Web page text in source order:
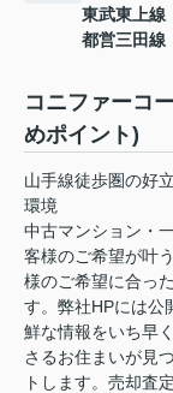
東武東上線
都営三田線
コニファーコ
めポイント)
山手線徒歩圏の好
環境
中古マンション・
客様のご希望が叶
様のご希望に合っ
す。弊社HPには公
鮮な情報をいち早
さるお住まいが見
トします。売却査